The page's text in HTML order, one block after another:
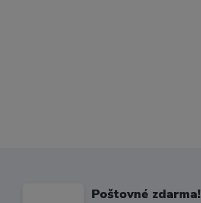
Poštovné zdarma!